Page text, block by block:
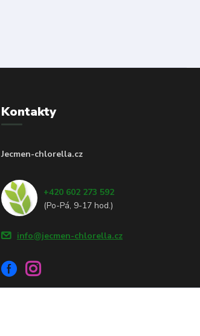
Kontakty
Jecmen-chlorella.cz
+420 602 273 592
(Po-Pá, 9-17 hod.)
info@jecmen-chlorella.cz